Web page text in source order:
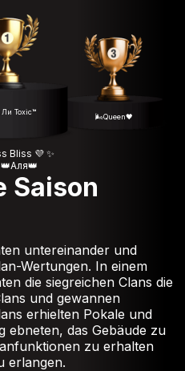
Ли Toxic™
🌬️Queen🖤
Bliss 💜 ✨️
Saison
untereinander und
Wertungen. In einem
die siegreichen Clans die
und gewannen
erhielten Pokale und
ebneten, das Gebäude zu
zu erhalten
erlangen.